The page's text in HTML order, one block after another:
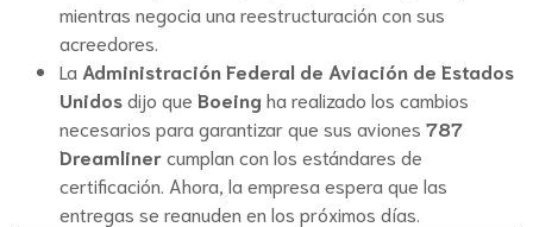
mientras negocia una reestructuración con sus
acreedores.
La Administración Federal de Aviación de Estados
Unidosdijo que Boeing ha realizado los cambios
necesarios para garantizar que sus aviones 787
Dreamlinercumplan con los estándares de
certificación. Ahora, la empresa espera que las
entregas se reanuden en los próximos días.